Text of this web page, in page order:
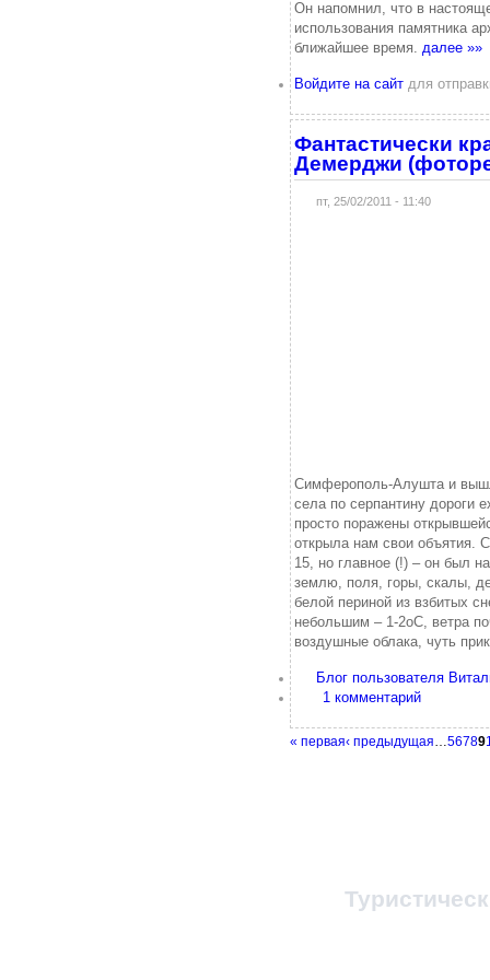
Он напомнил, что в
использования памятника
ближайшее время. далее »»
Войдите на сайтдля
Фантастически
Демерджи
пт, 25/02/2011 - 11:40
Симферополь-Алушта и
села по серпантину дороги
просто поражены
открыла нам свои объятия.
15, но главное (!) – он был
землю, поля, горы, скалы,
белой периной из взбитых
небольшим – 1-2оС, ветра
воздушные облака, чуть
Блог пользователя
1 комментарий
« первая‹ предыдущая 56789